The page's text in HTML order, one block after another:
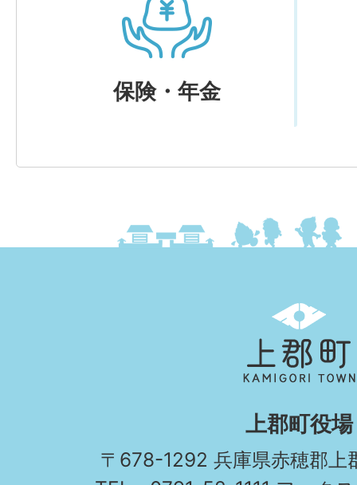
保険・年金
郡
町
KAMIGORI
TOWN
上郡町役場
〒678-1292 兵庫県赤穂郡上